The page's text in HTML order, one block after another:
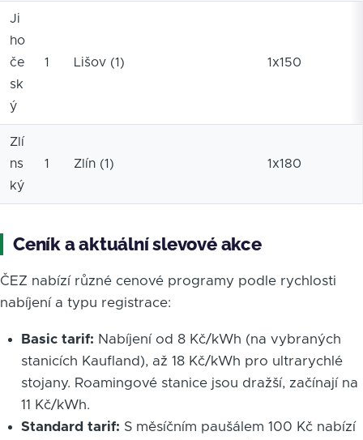
Ji
ho
če
sk
ý
1 Lišov (1) 1x150
Zlí
ns
ký
1 Zlín (1) 1x180
Ceník a aktuální slevové akce
ČEZ nabízí různé cenové programy podle rychlosti
nabíjení a typu registrace:
Basic tarif: Nabíjení od 8 Kč/kWh (na vybraných
stanicích Kaufland), až 18 Kč/kWh pro ultrarychlé
stojany. Roamingové stanice jsou dražší, začínají na
11 Kč/kWh.
Standard tarif: S měsíčním paušálem 100 Kč nabízí